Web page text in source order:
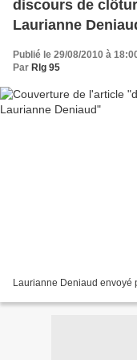
discours de
Laurianne
Publié le 29/08/2010 à
Par Rlg 95
Laurianne Deniaud envoyé